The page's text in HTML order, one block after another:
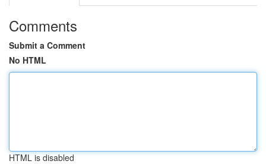
Comments
Submit a Comment
No HTML
HTML is disabled